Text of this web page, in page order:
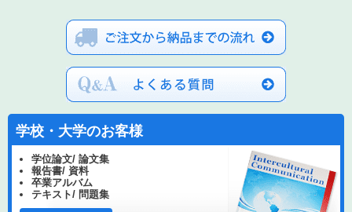
学校・大学のお客様
学位論文/ 論文集
報告書/ 資料
卒業アルバム
テキスト/ 問題集